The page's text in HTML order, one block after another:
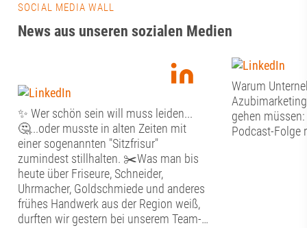
SOCIAL MEDIA WALL
News aus unseren sozialen Medien
✨ Wer schön sein will muss leiden...
🤔...oder musste in alten Zeiten mit
einer sogenannten "Sitzfrisur"
zumindest stillhalten. ✂️Was man bis
heute über Friseure, Schneider,
Uhrmacher, Goldschmiede und anderes
frühes Handwerk aus der Region weiß,
durften wir gestern bei unserem Team-
Warum
gehen
Podcast-Folge